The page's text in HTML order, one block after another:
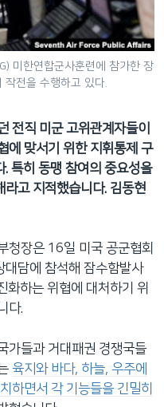
미한연합군사훈련에 참가한 장
전을 수행하고 있다.
전직 미군 고위관계자들이
에 맞서기 위한 지휘통제 구
특히 동맹 참여의 중요성을
고 지적했습니다. 김동현
청장은 16일 미국 공군협회
대담에 참석해 잠수함발사
화하는 위협에 대처하기 위
다.
가들과 거대패권 경쟁국들
육지와 바다, 하늘, 우주에
하면서 각 기능들을 긴밀히